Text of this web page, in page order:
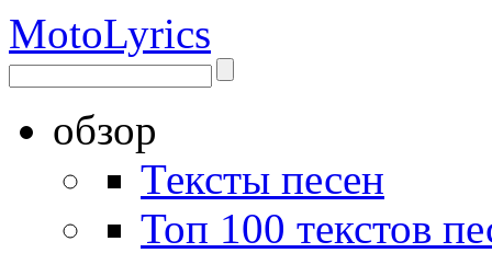
MotoLyrics
обзор
Тексты песен
Топ 100 текстов